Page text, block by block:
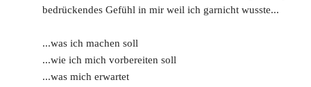
bedrückendes Gefühl in mir weil ich garnicht wusste...
...was ich machen soll
...wie ich mich vorbereiten soll
...was mich erwartet